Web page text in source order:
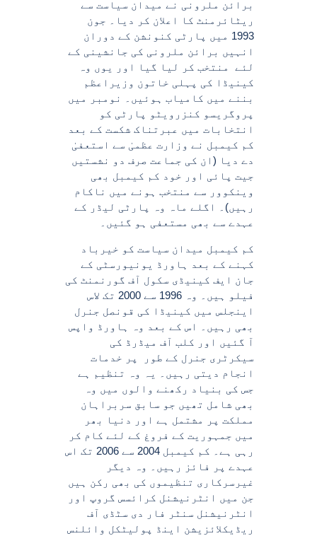
برائن ملرونی نے میدان سیاست سے
ریٹائرمنٹ کا اعلان کر دیا۔ جون
1993 میں پارٹی کنونشن کے دوران
انہیں برائن ملرونی کی جانشینی کے
لئے منتخب کر لیا گیا اور یوں وہ
کینیڈا کی پہلی خاتون وزیراعظم
بننے میں کامیاب ہوئیں۔ نومبر میں
پروگریسو کنزرویٹو پارٹی کو
انتخابات میں عبرتناک شکست کے بعد
کم کیمبل نے وزارت عظمیٰ سے استعفیٰ
دے دیا (ان کی جماعت صرف دو نشستیں
جیت پائی اور خود کم کیمبل بھی
وینکوور سے منتخب ہونے میں ناکام
رہیں)۔ اگلے ماہ وہ پارٹی لیڈر کے
عہدے سے بھی مستعفی ہو گئیں۔
کم کیمبل میدان سیاست کو خیرباد
کہنے کے بعد ہاورڈ یونیورسٹی کے
جان ایف کینیڈی سکول آف گورنمنٹ کی
فیلو ہیں۔ وہ 1996 سے 2000 تک لاس
اینجلس میں کینیڈا کی قونصل جنرل
بھی رہیں۔ اس کے بعد وہ ہاورڈ واپس
آ گئیں اور کلب آف میڈرڈ کی
سیکرٹری جنرل کے طور پر خدمات
انجام دیتی رہیں۔ یہ وہ تنظیم ہے
جس کی بنیاد رکھنے والوں میں وہ
بھی شامل تھیں جو سابق سربراہان
مملکت پر مشتمل ہے اور دنیا بھر
میں جمہوریت کے فروغ کے لئے کام کر
رہی ہے۔ کم کیمبل 2004 سے 2006 تک اس
عہدے پر فائز رہیں۔ وہ دیگر
غیرسرکاری تنظیموں کی بھی رکن ہیں
جن میں انٹرنیشنل کرائسس گروپ اور
انٹرنیشنل سنٹر فار دی سٹڈی آف
ریڈیکلائزیشن اینڈ پولیٹکل وائلنس